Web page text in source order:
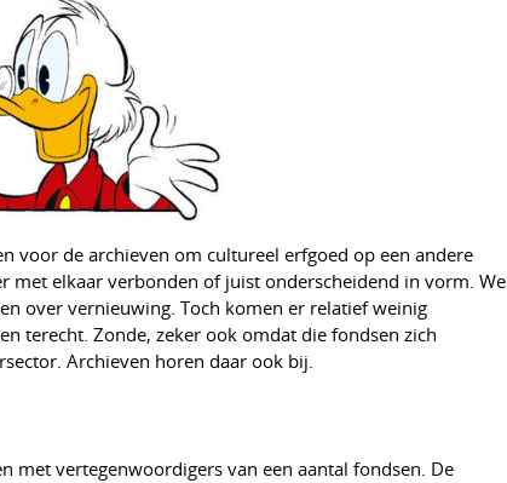
voor de archieven om cultureel erfgoed op een andere
met elkaar verbonden of juist onderscheidend in vorm. We
over vernieuwing. Toch komen er relatief weinig
terecht. Zonde, zeker ook omdat die fondsen zich
Archieven horen daar ook bij.
met vertegenwoordigers van een aantal fondsen. De